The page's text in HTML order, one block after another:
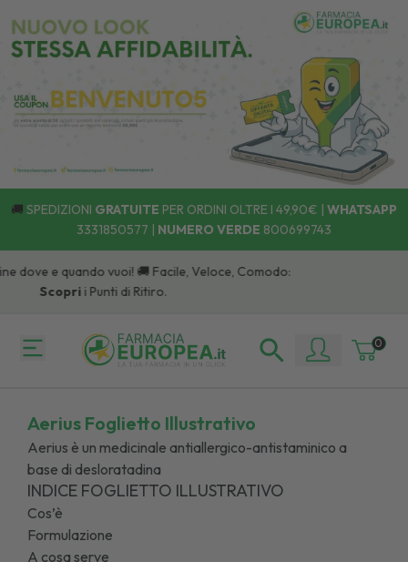
🚚 SPEDIZIONI GRATUITE PER ORDINI OLTRE I 49,90€ | WHATSAPP
3331850577 | NUMERO VERDE 800699743
e quando vuoi! 🚚 Facile, Veloce, Comodo:
Scoprii Punti di Ritiro.
0
Aerius Foglietto Illustrativo
Aerius è un medicinale antiallergico-antistaminico a
base di desloratadina
INDICE FOGLIETTO ILLUSTRATIVO
Cos’è
Formulazione
A cosa serve